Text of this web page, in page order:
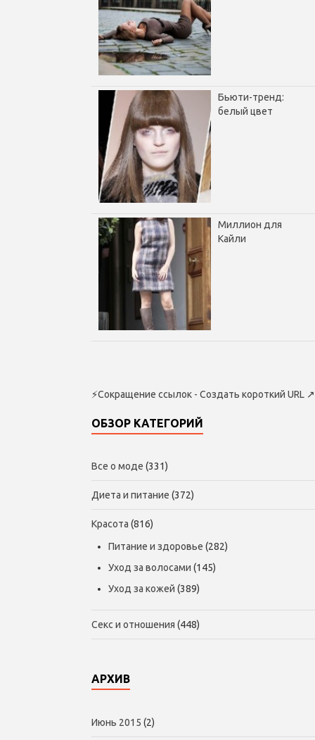
Бьюти-тренд:
белый цвет
Миллион для
Кайли
⚡Сокращение ссылок - Создать короткий URL ↗
ОБЗОР КАТЕГОРИЙ
Все о моде (331)
Диета и питание (372)
Красота (816)
Питание и здоровье (282)
Уход за волосами (145)
Уход за кожей (389)
Секс и отношения (448)
АРХИВ
Июнь 2015 (2)